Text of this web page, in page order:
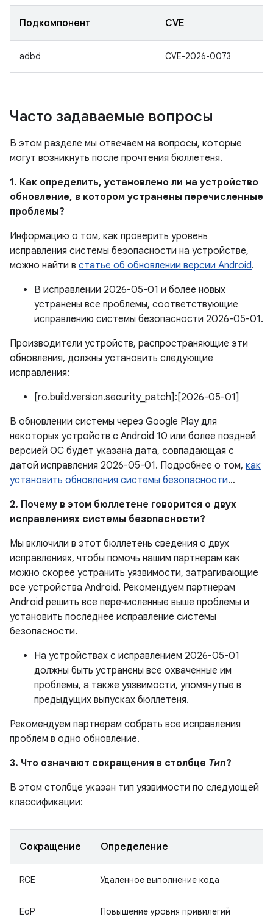
Подкомпонент CVE
adbd CVE-2026-0073
Часто задаваемые вопросы
В этом разделе мы отвечаем на вопросы, которые
могут возникнуть после прочтения бюллетеня.
1. Как определить, установлено ли на устройство
обновление, в котором устранены перечисленные
проблемы?
Информацию о том, как проверить уровень
исправления системы безопасности на устройстве,
можно найти в статье об обновлении версии Android.
В исправлении 2026-05-01 и более новых
устранены все проблемы, соответствующие
исправлению системы безопасности 2026-05-01.
Производители устройств, распространяющие эти
обновления, должны установить следующие
исправления:
[ro.build.version.security_patch]:[2026-05-01]
В обновлении системы через Google Play для
некоторых устройств с Android 10 или более поздней
версией ОС будет указана дата, совпадающая с
датой исправления 2026-05-01. Подробнее о том, как
установить обновления системы безопасности…
2. Почему в этом бюллетене говорится о двух
исправлениях системы безопасности?
Мы включили в этот бюллетень сведения о двух
исправлениях, чтобы помочь нашим партнерам как
можно скорее устранить уязвимости, затрагивающие
все устройства Android. Рекомендуем партнерам
Android решить все перечисленные выше проблемы и
установить последнее исправление системы
безопасности.
На устройствах с исправлением 2026-05-01
должны быть устранены все охваченные им
проблемы, а также уязвимости, упомянутые в
предыдущих выпусках бюллетеня.
Рекомендуем партнерам собрать все исправления
проблем в одно обновление.
3. Что означают сокращения в столбце Тип?
В этом столбце указан тип уязвимости по следующей
классификации:
Сокращение Определение
RCE Удаленное выполнение кода
EoP Повышение уровня привилегий